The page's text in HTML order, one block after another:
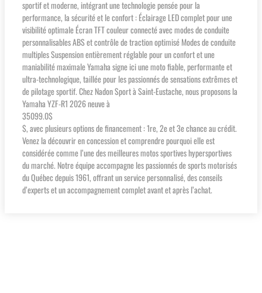
sportif et moderne, intégrant une technologie pensée pour la
performance, la sécurité et le confort : Éclairage LED complet pour une
visibilité optimale Écran TFT couleur connecté avec modes de conduite
personnalisables ABS et contrôle de traction optimisé Modes de conduite
multiples Suspension entièrement réglable pour un confort et une
maniabilité maximale Yamaha signe ici une moto fiable, performante et
ultra-technologique, taillée pour les passionnés de sensations extrêmes et
de pilotage sportif. Chez Nadon Sport à Saint-Eustache, nous proposons la
Yamaha YZF-R1 2026 neuve à
35099.0$
$, avec plusieurs options de financement : 1re, 2e et 3e chance au crédit.
Venez la découvrir en concession et comprendre pourquoi elle est
considérée comme l’une des meilleures motos sportives hypersportives
du marché. Notre équipe accompagne les passionnés de sports motorisés
du Québec depuis 1961, offrant un service personnalisé, des conseils
d’experts et un accompagnement complet avant et après l’achat.